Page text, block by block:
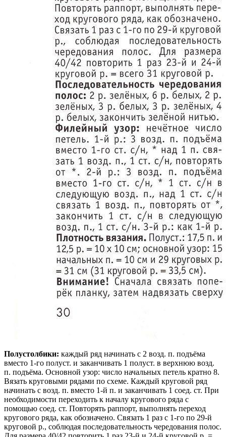
Полустолбики: каждый ряд начинать с 2 возд. п. подъёма
вместо 1-го полуст. и заканчивать 1 полуст. в верхнюю возд.
п. подъёма. Основной узор: число начальных петель кратно 8.
Вязать круговыми рядами по схеме. Каждый круговой ряд
начинать с возд. п. вместо 1-й п. и заканчивать 1 соед. ст. При
необходимости переходить к началу кругового ряда с
помощью соед. ст. Повторять раппорт, выполнять переход
кругового ряда, как обозначено. Связать 1 раз с 1-го по 29-й
круговой р., соблюдая последовательность чередования полос.